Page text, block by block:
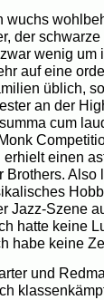
wuchs
der
wenig um
auf eine
üblich,
an der
cum
einen
Brothers.
Jazz-Szene
hatte keine
habe keine
und